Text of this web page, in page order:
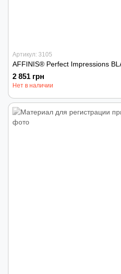
Артикул: 3105
AFFINIS® Perfect Impressions
2 851 грн
Нет в наличии